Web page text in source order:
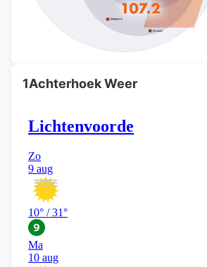
1Achterhoek Weer